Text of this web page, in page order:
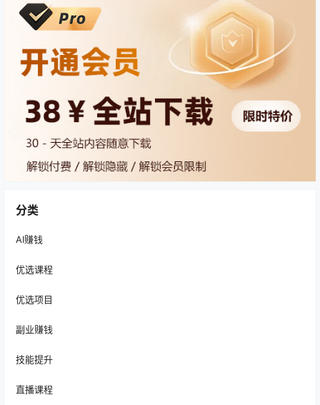
分类
AI赚钱
优选课程
优选项目
副业赚钱
技能提升
直播课程